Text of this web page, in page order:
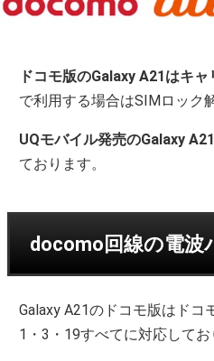
ドコモ版のGalaxy A21はキ
で利用する場合はSIMロック
UQモバイル発売のGalaxy
ております。
docomo回線の電波
Galaxy A21のドコモ版はドコ
1・3・19すべてに対応してお